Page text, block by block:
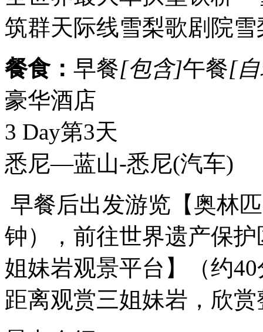
筑群天际线雪梨歌剧院雪
餐食： 早餐[包含]午餐[
豪华酒店
3 Day第3天
悉尼—蓝山-悉尼(汽车)
早餐后出发游览【奥林
钟），前往世界遗产保
姐妹岩观景平台】（约
距离观赏三姐妹岩，欣